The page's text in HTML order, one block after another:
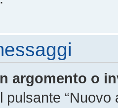
argomento o
pulsante